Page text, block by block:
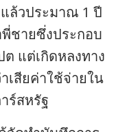
ล้วประมาณ 1 ปี
ชายซึ่งประกอบ
แต่เกิดหลงทาง
เสียค่าใช้จ่ายใน
ร์สหรัฐ